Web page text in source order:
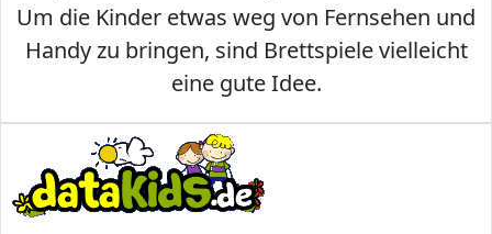
Um die Kinder etwas weg von Fernsehen und
Handy zu bringen, sind Brettspiele vielleicht
eine gute Idee.